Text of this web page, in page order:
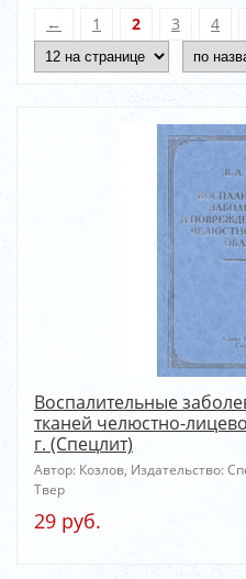
← 1 2 3 4
Воспалительные
тканей челюстно-
г. (Спецлит)
Автор: Козлов, Издательство:
Твер
29 руб.